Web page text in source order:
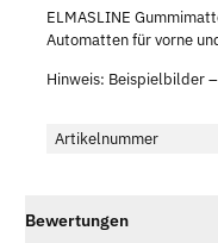
ELMASLINE
Automatten für vorne
Hinweis: Beispielbilder
Artikelnummer
Bewertungen